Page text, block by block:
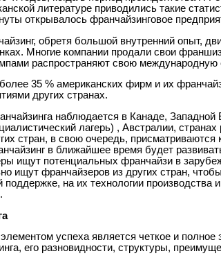
литературе приводились такие
открывалось франчайзинговое
обретя большой внутренний опыт,
Многие компании продали свои
распространяют свою международную
35 % американских фирм и их
других странах.
наблюдается в Канаде, Западной
лагерь) , Австралии, странах
стран, в свою очередь,
в ближайшее время будет
ищут потенциальных франчайзи в
ищут франчайзеров из других стран,
поддержке, на их технологии производства
успеха является четкое и полное
его разновидности, структуры,